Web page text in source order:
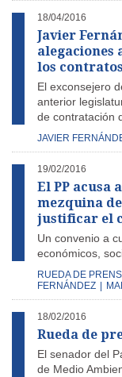
18/04/2016
Javier
los
El exconsejero
anterior
de contratación
JAVIER
19/02/2016
El PP acusa
mezquina
justificar el
Un convenio a
económicos,
RUEDA DE
FERNÁNDEZ
18/02/2016
Rueda de
El senador del
de Medio